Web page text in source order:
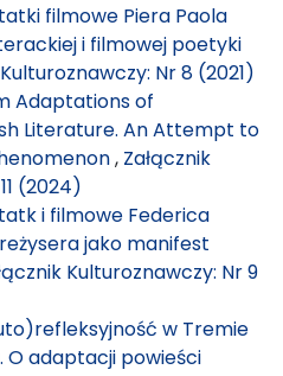
filmowe Piera Paola
i filmowej poetyki
Nr 8 (2021)
Adaptations of
Literature. An Attempt to
, Załącznik
(2024)
i filmowe Federica
jako manifest
Kulturoznawczy: Nr 9
w Tremie
adaptacji powieści